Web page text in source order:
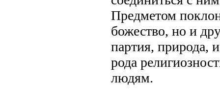
Предметом
божество, но и
партия, природа,
рода
людям.